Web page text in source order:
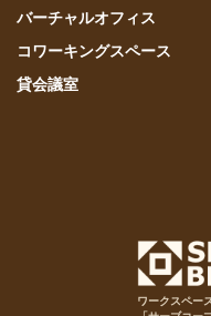
バーチャルオフィス
コワーキングスペース
貸会議室
ワークスペー